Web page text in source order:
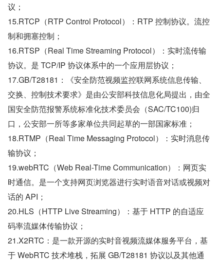
议；
15.RTCP（RTP Control Protocol）：RTP 控制协议。流控
制和拥塞控制；
16.RTSP（Real Time Streaming Protocol）：实时流传输
协议。是 TCP/IP 协议体系中的一个应用层协议；
17.GB/T28181：《安全防范视频监控联网系统信息传输、
交换、控制技术要求》是由公安部科技信息化局提出，由全
国安全防范报警系统标准化技术委员会（SAC/TC100)归
口，公安部一所等多家单位共同起草的一部国家标准；
18.RTMP（Real Time Messaging Protocol）：实时消息传
输协议；
19.webRTC（Web Real-Time Communication）：网页实
时通信。是一个支持网页浏览器进行实时语音对话或视频对
话的 API；
20.HLS（HTTP Live Streaming）：基于 HTTP 的自适应
码率流媒体传输协议；
21.X2RTC：是一款开源的实时音视频流媒体服务平台，基
于 WebRTC 技术堆栈，拓展 GB/T28181 协议以及其他通